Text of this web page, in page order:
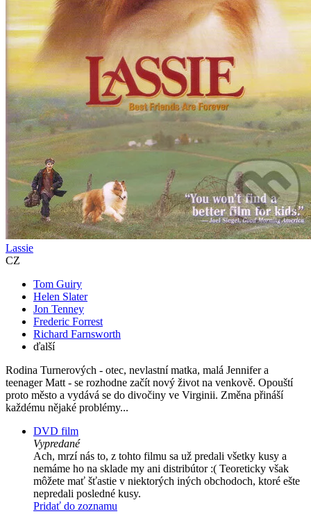
Lassie
CZ
Tom Guiry
Helen Slater
Jon Tenney
Frederic Forrest
Richard Farnsworth
ďalší
Rodina Turnerových - otec, nevlastní matka, malá Jennifer a
teenager Matt - se rozhodne začít nový život na venkově. Opouští
proto město a vydává se do divočiny ve Virginii. Změna přináší
každému nějaké problémy...
DVD film
Vypredané
Ach, mrzí nás to, z tohto filmu sa už predali všetky kusy a
nemáme ho na sklade my ani distribútor :( Teoreticky však
môžete mať šťastie v niektorých iných obchodoch, ktoré ešte
nepredali posledné kusy.
Pridať do zoznamu